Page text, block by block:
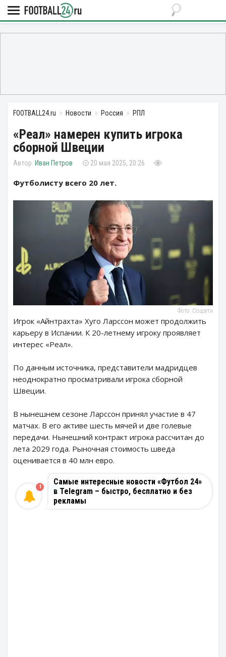
FOOTBALL24.ru Новости Россия РПЛ
«Реал» намерен купить игрока
сборной Швеции
Иван Петров 20 мая 2025, 20:26
Футболисту всего 20 лет.
Фото: Соцсети
Игрок «Айнтрахта» Хуго Ларссон может продолжить
карьеру в Испании. К 20-летнему игроку проявляет
интерес «Реал».
По данным источника, представители мадридцев
неоднократно просматривали игрока сборной
Швеции.
В нынешнем сезоне Ларссон принял участие в 47
матчах. В его активе шесть мячей и две голевые
передачи. Нынешний контракт игрока рассчитан до
лета 2029 года. Рыночная стоимость шведа
оценивается в 40 млн евро.
Самые интересные новости «Футбол 24»
в Telegram – быстро, бесплатно и без
рекламы
1